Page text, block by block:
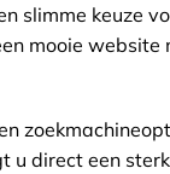
slimme keuze
mooie
direct een